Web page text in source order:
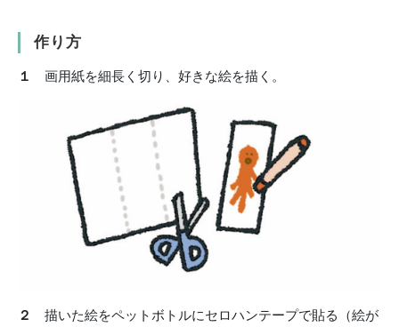
作り方
１ 画用紙を細長く切り、好きな絵を描く。
２
描いた絵をペットボトルにセロハンテープで貼る（絵が